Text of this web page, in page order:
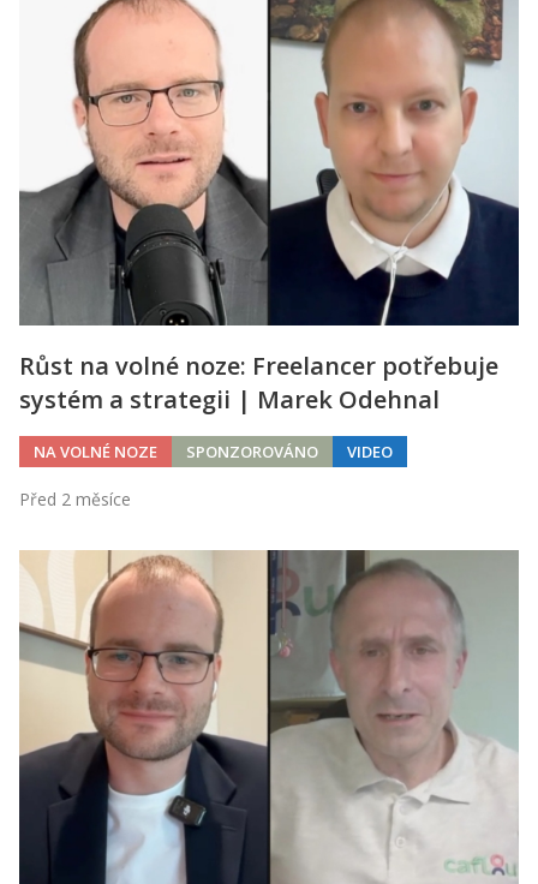
Růst na volné noze: Freelancer potřebuje
systém a strategii | Marek Odehnal
NA VOLNÉ NOZE SPONZOROVÁNO VIDEO
Před 2 měsíce